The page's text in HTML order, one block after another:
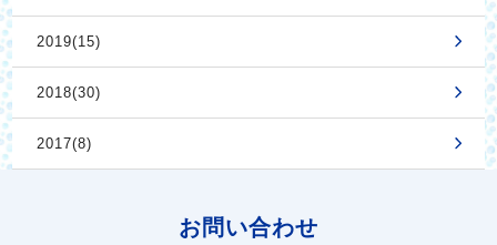
2019(15)
2018(30)
2017(8)
お問い合わせ